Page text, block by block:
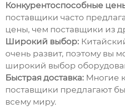
Конкурентоспособные
поставщики часто
цены, чем поставщики из
Широкий выбор:
очень развит, поэтому вы
широкий выбор
Быстрая доставка: Многие
поставщики предлагают
всему миру.